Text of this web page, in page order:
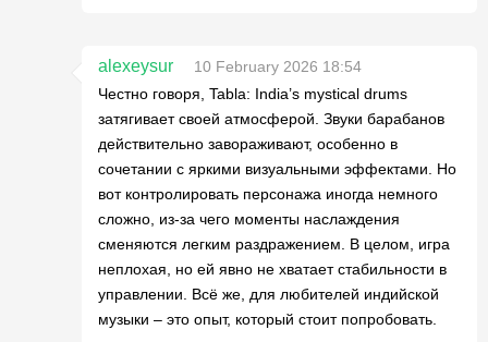
alexeysur
10 February 2026 18:54
Честно говоря, Tabla: India’s mystical drums
затягивает своей атмосферой. Звуки барабанов
действительно завораживают, особенно в
сочетании с яркими визуальными эффектами. Но
вот контролировать персонажа иногда немного
сложно, из-за чего моменты наслаждения
сменяются легким раздражением. В целом, игра
неплохая, но ей явно не хватает стабильности в
управлении. Всё же, для любителей индийской
музыки – это опыт, который стоит попробовать.